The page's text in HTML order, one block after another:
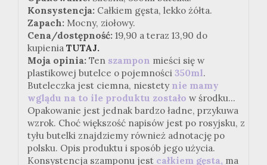
Konsystencja: Całkiem gęsta, lekko żółta.
Zapach: Mocny, ziołowy.
Cena/dostępność: 19,90 a teraz 13,90 do
kupienia TUTAJ.
Moja opinia: Ten szampon mieści się w
plastikowej butelce o pojemności 350ml.
Buteleczka jest ciemna, niestety nie mamy
wglądu na to ile produktu zostało w środku...
Opakowanie jest jednak bardzo ładne, przykuwa
wzrok. Choć większość napisów jest po rosyjsku, z
tyłu butelki znajdziemy również adnotację po
polsku. Opis produktu i sposób jego użycia.
Konsystencja szamponu jest całkiem gęsta, ma